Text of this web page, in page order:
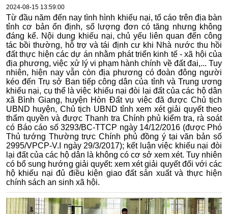
2024-08-15 13:59:00
Từ đầu năm đến nay tình hình khiếu nại, tố cáo trên địa bàn
tỉnh cơ bản ổn định, số lượng đơn có tăng nhưng không
đáng kể. Nội dung khiếu nại, chủ yếu liên quan đến công
tác bồi thường, hỗ trợ và tái định cư khi Nhà nước thu hồi
đất thực hiện các dự án nhằm phát triển kinh tế - xã hội của
địa phương, việc xử lý vi phạm hành chính về đất đai,... Tuy
nhiên, hiện nay vẫn còn địa phương có đoàn đông người
kéo đến Trụ sở Ban tiếp công dân của tỉnh và Trung ương
khiếu nại, cụ thể là việc khiếu nại đòi lại đất của các hộ dân
xã Bình Giang, huyện Hòn Đất vụ việc đã được Chủ tịch
UBND huyện, Chủ tịch UBND tỉnh xem xét giải quyết theo
thẩm quyền và được Thanh tra Chính phủ kiểm tra, rà soát
có Báo cáo số 3293/BC-TTCP ngày 14/12/2016 (được Phó
Thủ tướng Thường trực Chính phủ đồng ý tại văn bản số
2995/VPCP-V.I ngày 29/3/2017); kết luận việc khiếu nại đòi
lại đất của các hộ dân là không có cơ sở xem xét. Tuy nhiên
có bổ sung hướng giải quyết: xem xét giải quyết đối với các
hộ khiếu nại đủ điều kiện giao đất sản xuất và thực hiện
chính sách an sinh xã hội.